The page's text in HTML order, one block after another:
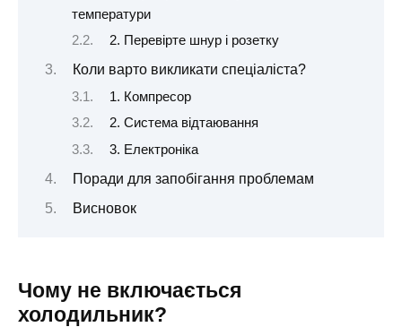
температури
2. Перевірте шнур і розетку
Коли варто викликати спеціаліста?
1. Компресор
2. Система відтаювання
3. Електроніка
Поради для запобігання проблемам
Висновок
Чому не включається
холодильник?